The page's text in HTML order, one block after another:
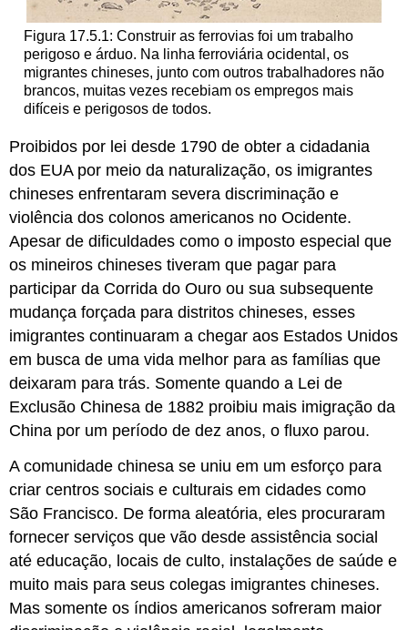
Figura 17.5.1: Construir as ferrovias foi um trabalho
perigoso e árduo. Na linha ferroviária ocidental, os
migrantes chineses, junto com outros trabalhadores não
brancos, muitas vezes recebiam os empregos mais
difíceis e perigosos de todos.
Proibidos por lei desde 1790 de obter a cidadania
dos EUA por meio da naturalização, os imigrantes
chineses enfrentaram severa discriminação e
violência dos colonos americanos no Ocidente.
Apesar de dificuldades como o imposto especial que
os mineiros chineses tiveram que pagar para
participar da Corrida do Ouro ou sua subsequente
mudança forçada para distritos chineses, esses
imigrantes continuaram a chegar aos Estados Unidos
em busca de uma vida melhor para as famílias que
deixaram para trás. Somente quando a Lei de
Exclusão Chinesa de 1882 proibiu mais imigração da
China por um período de dez anos, o fluxo parou.
A comunidade chinesa se uniu em um esforço para
criar centros sociais e culturais em cidades como
São Francisco. De forma aleatória, eles procuraram
fornecer serviços que vão desde assistência social
até educação, locais de culto, instalações de saúde e
muito mais para seus colegas imigrantes chineses.
Mas somente os índios americanos sofreram maior